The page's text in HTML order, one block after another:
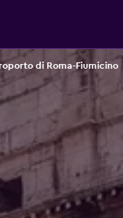
di Roma-Fiumicino